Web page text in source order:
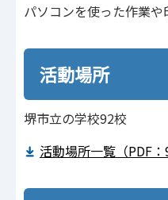
パソコンを使った作業
活動場所
堺市立の学校92校
活動場所一覧（PDF：